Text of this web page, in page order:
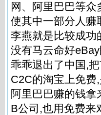
网、阿里巴巴等
使其中一部分人赚
李燕就是比较成功
没有马云命好
乖乖退出了中国,
C2C的淘宝上免
阿里巴巴赚的钱
B公司,也用免费来